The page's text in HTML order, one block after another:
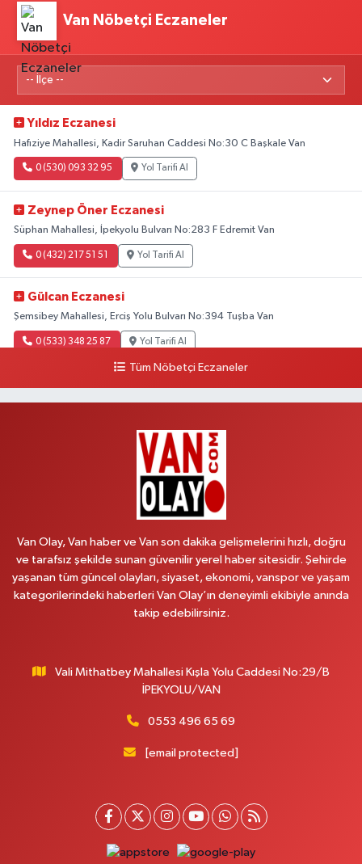
Van Nöbetçi Eczaneler
Yıldız Eczanesi
Hafıziye Mahallesi, Kadir Saruhan Caddesi No:30 C Başkale Van
0 (530) 093 32 95 Yol Tarifi Al
Zeynep Öner Eczanesi
Süphan Mahallesi, İpekyolu Bulvarı No:283 F Edremit Van
0 (432) 217 51 51 Yol Tarifi Al
Gülcan Eczanesi
Şemsibey Mahallesi, Erciş Yolu Bulvarı No:394 Tuşba Van
0 (533) 348 25 87 Yol Tarifi Al
Bahçıvan Mahallesi, 15 Temmuz Şehitleri Caddesi No:36 B İpekyolu Van
Yol Tarifi Al
Mahmudiye Mahallesi, Atatürk Caddesi No:17 B Özalp Van
Yol Tarifi Al
Onay Eczanesi
Şerefiye Mahallesi, Mareşal Fevzi Çakmak Caddesi No:25 B İpekyolu Van
0 (432) 212 66 67
Hatuniye Mahallesi, Güven Evleri A Blok No:7 İpekyolu Van
Yol Tarifi Al
Kışla Mahallesi, Çınarlı Caddesi, 1038 Sokak No:93 3-4 Erciş Van
Erdoğan Eczanesi
Tüm Nöbetçi Eczaneler
Van Olay, Van haber ve Van son dakika gelişmelerini hızlı, doğru
ve tarafsız şekilde sunan güvenilir yerel haber sitesidir. Şehirde
yaşanan tüm güncel olayları, siyaset, ekonomi, vanspor ve yaşam
kategorilerindeki haberleri Van Olay’ın deneyimli ekibiyle anında
takip edebilirsiniz.
Vali Mithatbey Mahallesi Kışla Yolu Caddesi No:29/B
İPEKYOLU/VAN
0553 496 65 69
[email protected]